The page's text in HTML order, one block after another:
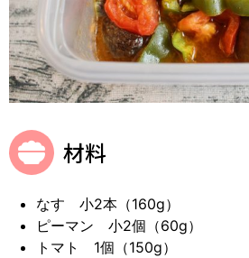
材料
なす 小2本（160g）
ピーマン 小2個（60g）
トマト 1個（150g）